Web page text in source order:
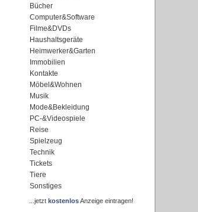
Bücher
Computer&Software
Filme&DVDs
Haushaltsgeräte
Heimwerker&Garten
Immobilien
Kontakte
Möbel&Wohnen
Musik
Mode&Bekleidung
PC-&Videospiele
Reise
Spielzeug
Technik
Tickets
Tiere
Sonstiges
...jetzt kostenlosAnzeige eintragen!